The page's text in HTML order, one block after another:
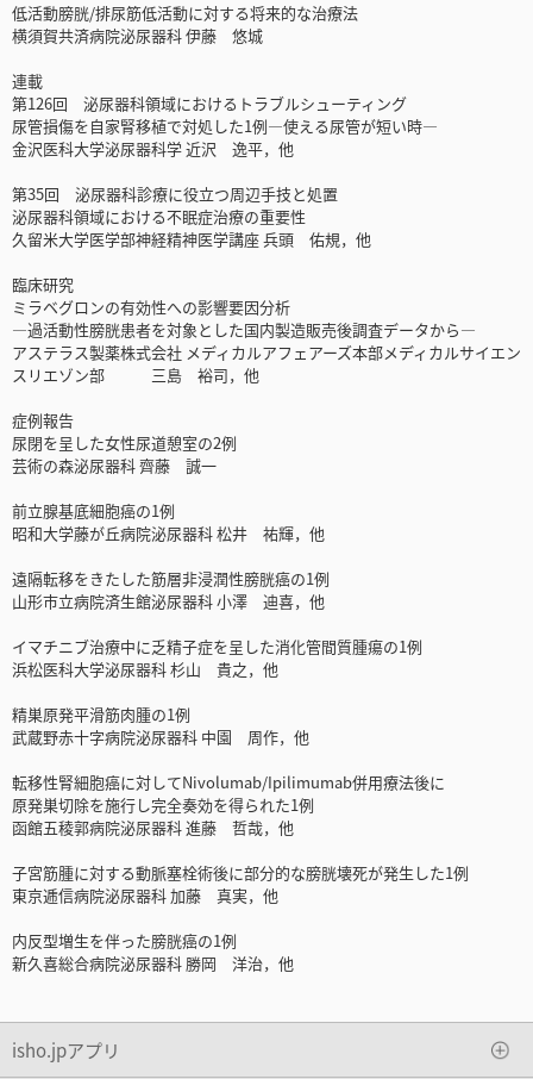
低活動膀胱/排尿筋低活動に対する将来的な治療法
横須賀共済病院泌尿器科 伊藤 悠城
連載
第126回 泌尿器科領域におけるトラブルシューティング
尿管損傷を自家腎移植で対処した1例―使える尿管が短い時―
金沢医科大学泌尿器科学 近沢 逸平，他
第35回 泌尿器科診療に役立つ周辺手技と処置
泌尿器科領域における不眠症治療の重要性
久留米大学医学部神経精神医学講座 兵頭 佑規，他
臨床研究
ミラベグロンの有効性への影響要因分析
―過活動性膀胱患者を対象とした国内製造販売後調査データから―
アステラス製薬株式会社 メディカルアフェアーズ本部メディカルサイエン
スリエゾン部 三島 裕司，他
症例報告
尿閉を呈した女性尿道憩室の2例
芸術の森泌尿器科 齊藤 誠一
前立腺基底細胞癌の1例
昭和大学藤が丘病院泌尿器科 松井 祐輝，他
遠隔転移をきたした筋層非浸潤性膀胱癌の1例
山形市立病院済生館泌尿器科 小澤 迪喜，他
イマチニブ治療中に乏精子症を呈した消化管間質腫瘍の1例
浜松医科大学泌尿器科 杉山 貴之，他
精巣原発平滑筋肉腫の1例
武蔵野赤十字病院泌尿器科 中園 周作，他
転移性腎細胞癌に対してNivolumab/Ipilimumab併用療法後に
原発巣切除を施行し完全奏効を得られた1例
函館五稜郭病院泌尿器科 進藤 哲哉，他
子宮筋腫に対する動脈塞栓術後に部分的な膀胱壊死が発生した1例
東京逓信病院泌尿器科 加藤 真実，他
内反型増生を伴った膀胱癌の1例
新久喜総合病院泌尿器科 勝岡 洋治，他
isho.jpアプリ